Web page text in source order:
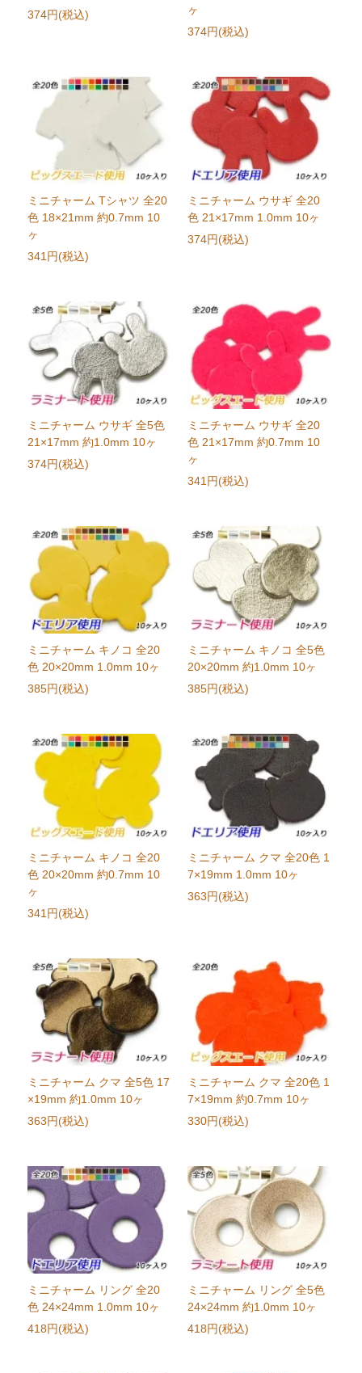
374円(税込)
ヶ
374円(税込)
ミニチャーム Tシャツ 全20
色 18×21mm 約0.7mm 10
ヶ
341円(税込)
ミニチャーム ウサギ 全20
色 21×17mm 1.0mm 10ヶ
374円(税込)
ミニチャーム ウサギ 全5色
21×17mm 約1.0mm 10ヶ
374円(税込)
ミニチャーム ウサギ 全20
色 21×17mm 約0.7mm 10
ヶ
341円(税込)
ミニチャーム キノコ 全20
色 20×20mm 1.0mm 10ヶ
385円(税込)
ミニチャーム キノコ 全5色
20×20mm 約1.0mm 10ヶ
385円(税込)
ミニチャーム キノコ 全20
色 20×20mm 約0.7mm 10
ヶ
341円(税込)
ミニチャーム クマ 全20色 1
7×19mm 1.0mm 10ヶ
363円(税込)
ミニチャーム クマ 全5色 17
×19mm 約1.0mm 10ヶ
363円(税込)
ミニチャーム クマ 全20色 1
7×19mm 約0.7mm 10ヶ
330円(税込)
ミニチャーム リング 全20
色 24×24mm 1.0mm 10ヶ
418円(税込)
ミニチャーム リング 全5色
24×24mm 約1.0mm 10ヶ
418円(税込)